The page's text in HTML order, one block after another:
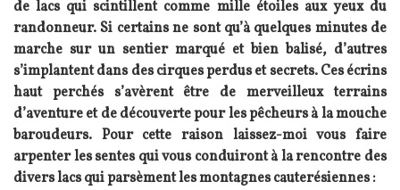
de lacs qui scintillent comme mille étoiles aux yeux du
randonneur. Si certains ne sont qu’à quelques minutes de
marche sur un sentier marqué et bien balisé, d’autres
s’implantent dans des cirques perdus et secrets. Ces écrins
haut perchés s’avèrent être de merveilleux terrains
d’aventure et de découverte pour les pêcheurs à la mouche
baroudeurs. Pour cette raison laissez-moi vous faire
arpenter les sentes qui vous conduiront à la rencontre des
divers lacs qui parsèment les montagnes cauterésiennes :